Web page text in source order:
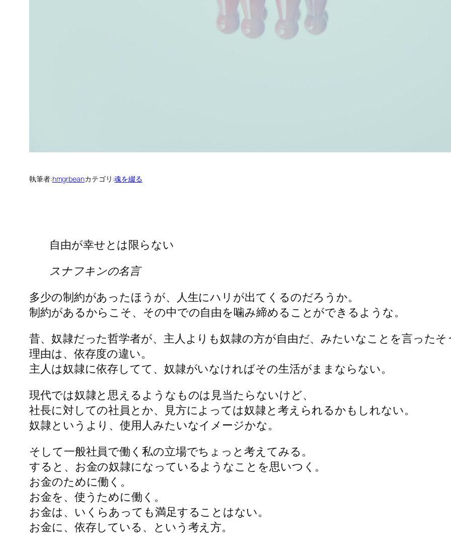
執筆者:hmgrbeanカテゴリ:魂を綴る
自由が幸せとは限らない
スナフキンの名言
多少の制約があったほうが、人生にハリが出てくるのだろうか。
制約があるからこそ、その中での自由を噛み締めることができるような。
昔、奴隷だった哲学者が、主人よりも奴隷の方が自由だ、みたいなことを言ったそ
理由は、依存度の違い。
主人は奴隷に依存してて、奴隷がいなければその生活がままならない。
現代では奴隷と思えるようなものは見当たらないけど、
社長に対しての社員とか、見方によっては奴隷と考えられるかもしれない。
奴隷というより、使用人みたいなイメージかな。
そして一般社員で働く私の立場でちょっと考えてみる。
すると、お金の奴隷になっているようなことを思いつく。
お金のために働く。
お金を、使うために働く。
お金は、いくらあっても満足することはない。
お金に、依存している、という考え方。